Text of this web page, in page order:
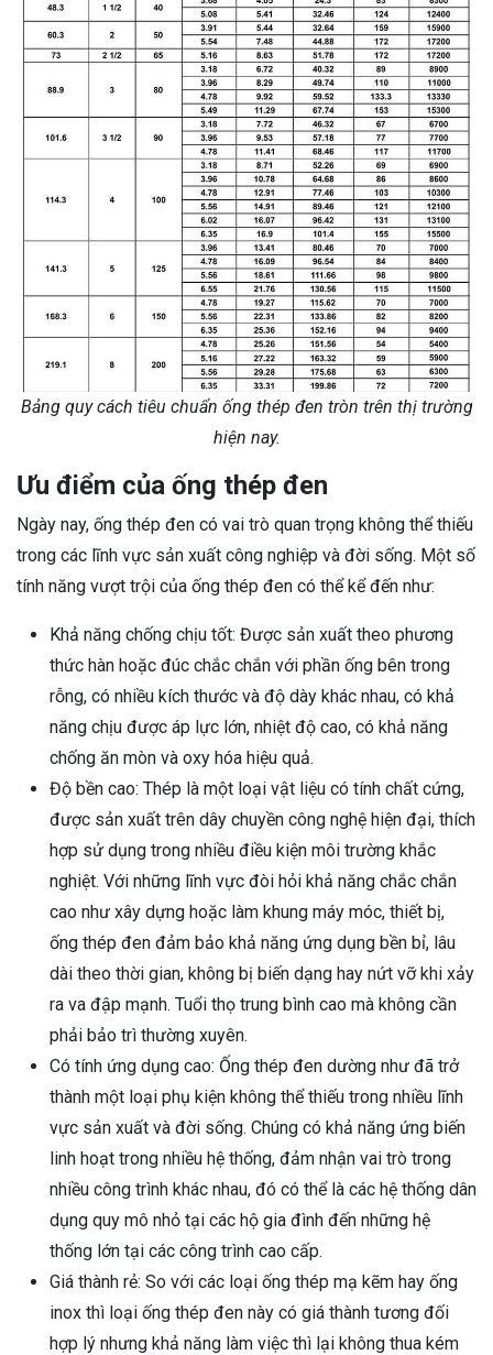
Bảng quy cách tiêu chuẩn ống thép đen tròn trên thị trường
hiện nay.
Ưu điểm của ống thép đen
Ngày nay, ống thép đen có vai trò quan trọng không thể thiếu
trong các lĩnh vực sản xuất công nghiệp và đời sống. Một số
tính năng vượt trội của ống thép đen có thể kể đến như:
Khả năng chống chịu tốt: Được sản xuất theo phương
thức hàn hoặc đúc chắc chắn với phần ống bên trong
rỗng, có nhiều kích thước và độ dày khác nhau, có khả
năng chịu được áp lực lớn, nhiệt độ cao, có khả năng
chống ăn mòn và oxy hóa hiệu quả.
Độ bền cao: Thép là một loại vật liệu có tính chất cứng,
được sản xuất trên dây chuyền công nghệ hiện đại, thích
hợp sử dụng trong nhiều điều kiện môi trường khắc
nghiệt. Với những lĩnh vực đòi hỏi khả năng chắc chắn
cao như xây dựng hoặc làm khung máy móc, thiết bị,
ống thép đen đảm bảo khả năng ứng dụng bền bỉ, lâu
dài theo thời gian, không bị biến dạng hay nứt vỡ khi xảy
ra va đập mạnh. Tuổi thọ trung bình cao mà không cần
phải bảo trì thường xuyên.
Có tính ứng dụng cao: Ống thép đen dường như đã trở
thành một loại phụ kiện không thể thiếu trong nhiều lĩnh
vực sản xuất và đời sống. Chúng có khả năng ứng biến
linh hoạt trong nhiều hệ thống, đảm nhận vai trò trong
nhiều công trình khác nhau, đó có thể là các hệ thống dân
dụng quy mô nhỏ tại các hộ gia đình đến những hệ
thống lớn tại các công trình cao cấp.
Giá thành rẻ: So với các loại ống thép mạ kẽm hay ống
inox thì loại ống thép đen này có giá thành tương đối
hợp lý nhưng khả năng làm việc thì lại không thua kém